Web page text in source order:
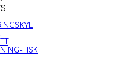
FISK